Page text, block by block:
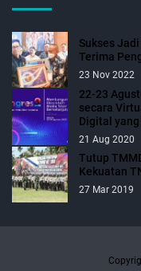
Sukses
Terima
23 Nov 2022
22-23
secara
Digital
21 Aug 2020
Tutup
Kekuatan
27 Mar 2019